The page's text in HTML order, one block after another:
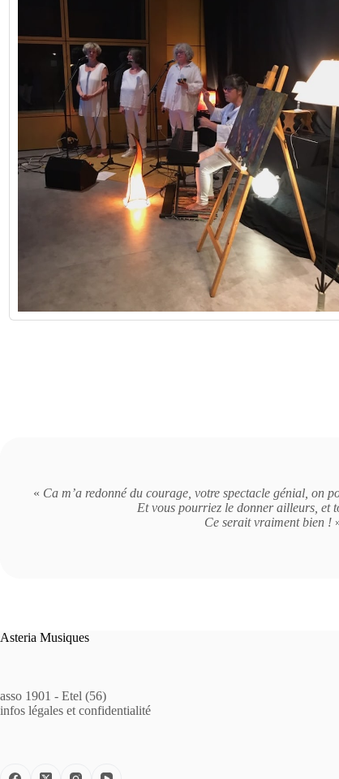
« Ca m’a redonné du courage, votre spectacle génial, on
Et vous pourriez le donner ailleurs, et
Ce serait vraiment bien !
Asteria Musiques
asso 1901 - Etel (56)
infos légales et confidentialité